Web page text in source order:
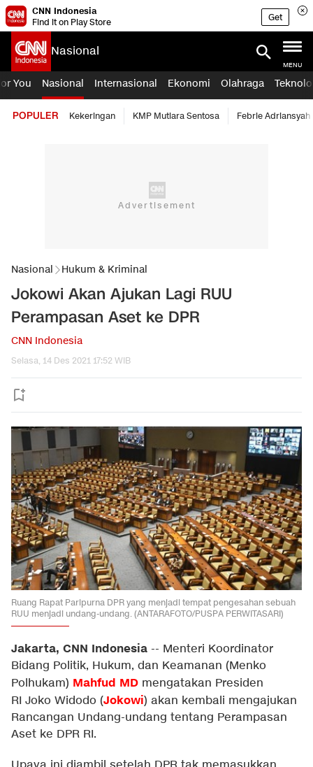
CNN Indonesia
Find it on Play Store
Get
Nasional
MENU
You Nasional Internasional Ekonomi Olahraga
POPULER Kekeringan KMP Mutiara Sentosa Febrie Adriansyah
Nasional Hukum & Kriminal
Jokowi Akan Ajukan Lagi RUU
Perampasan Aset ke DPR
CNN Indonesia
Selasa, 14 Des 2021 17:52 WIB
Ruang Rapat Paripurna DPR yang menjadi tempat pengesahan sebuah
RUU menjadi undang-undang. (ANTARAFOTO/PUSPA PERWITASARI)
Jakarta, CNN Indonesia -- Menteri Koordinator
Bidang Politik, Hukum, dan Keamanan (Menko
Polhukam) Mahfud MD mengatakan Presiden
RI Joko Widodo (Jokowi) akan kembali mengajukan
Rancangan Undang-undang tentang Perampasan
Aset ke DPR RI.